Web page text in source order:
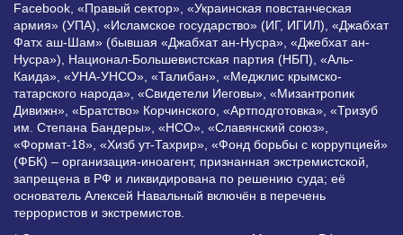
Facebook, «Правый сектор», «Украинская повстанческая
армия» (УПА), «Исламское государство» (ИГ, ИГИЛ), «Джабхат
Фатх аш-Шам» (бывшая «Джабхат ан-Нусра», «Джебхат ан-
Нусра»), Национал-Большевистская партия (НБП), «Аль-
Каида», «УНА-УНСО», «Талибан», «Меджлис крымско-
татарского народа», «Свидетели Иеговы», «Мизантропик
Дивижн», «Братство» Корчинского, «Артподготовка», «Тризуб
им. Степана Бандеры», «НСО», «Славянский союз»,
«Формат-18», «Хизб ут-Тахрир», «Фонд борьбы с коррупцией»
(ФБК) – организация-иноагент, признанная экстремистской,
запрещена в РФ и ликвидирована по решению суда; её
основатель Алексей Навальный включён в перечень
террористов и экстремистов.